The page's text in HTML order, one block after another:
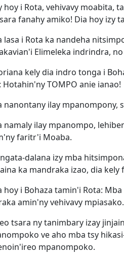
hoy i Rota, vehivavy moabita,
fanahy amiko! Dia hoy izy
lasa i Rota ka nandeha
Elimeleka indrindra,
kely dia indro tonga i
Hotahin'ny TOMPO anie ianao!
nanontany ilay mpanompony,
namaly ilay mpanompo,
faritr'i Moaba.
dalana izy mba
ka mandraka izao, dia
hoy i Bohaza tamin'i Rota:
amin'ny vehivavy mpiasako.
tsara ny tanimbary izay
ve aho mba tsy
mpanompoko.